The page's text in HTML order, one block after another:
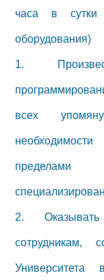
часа в
оборудования)
1.
всех
пределами
2.
сотрудникам,